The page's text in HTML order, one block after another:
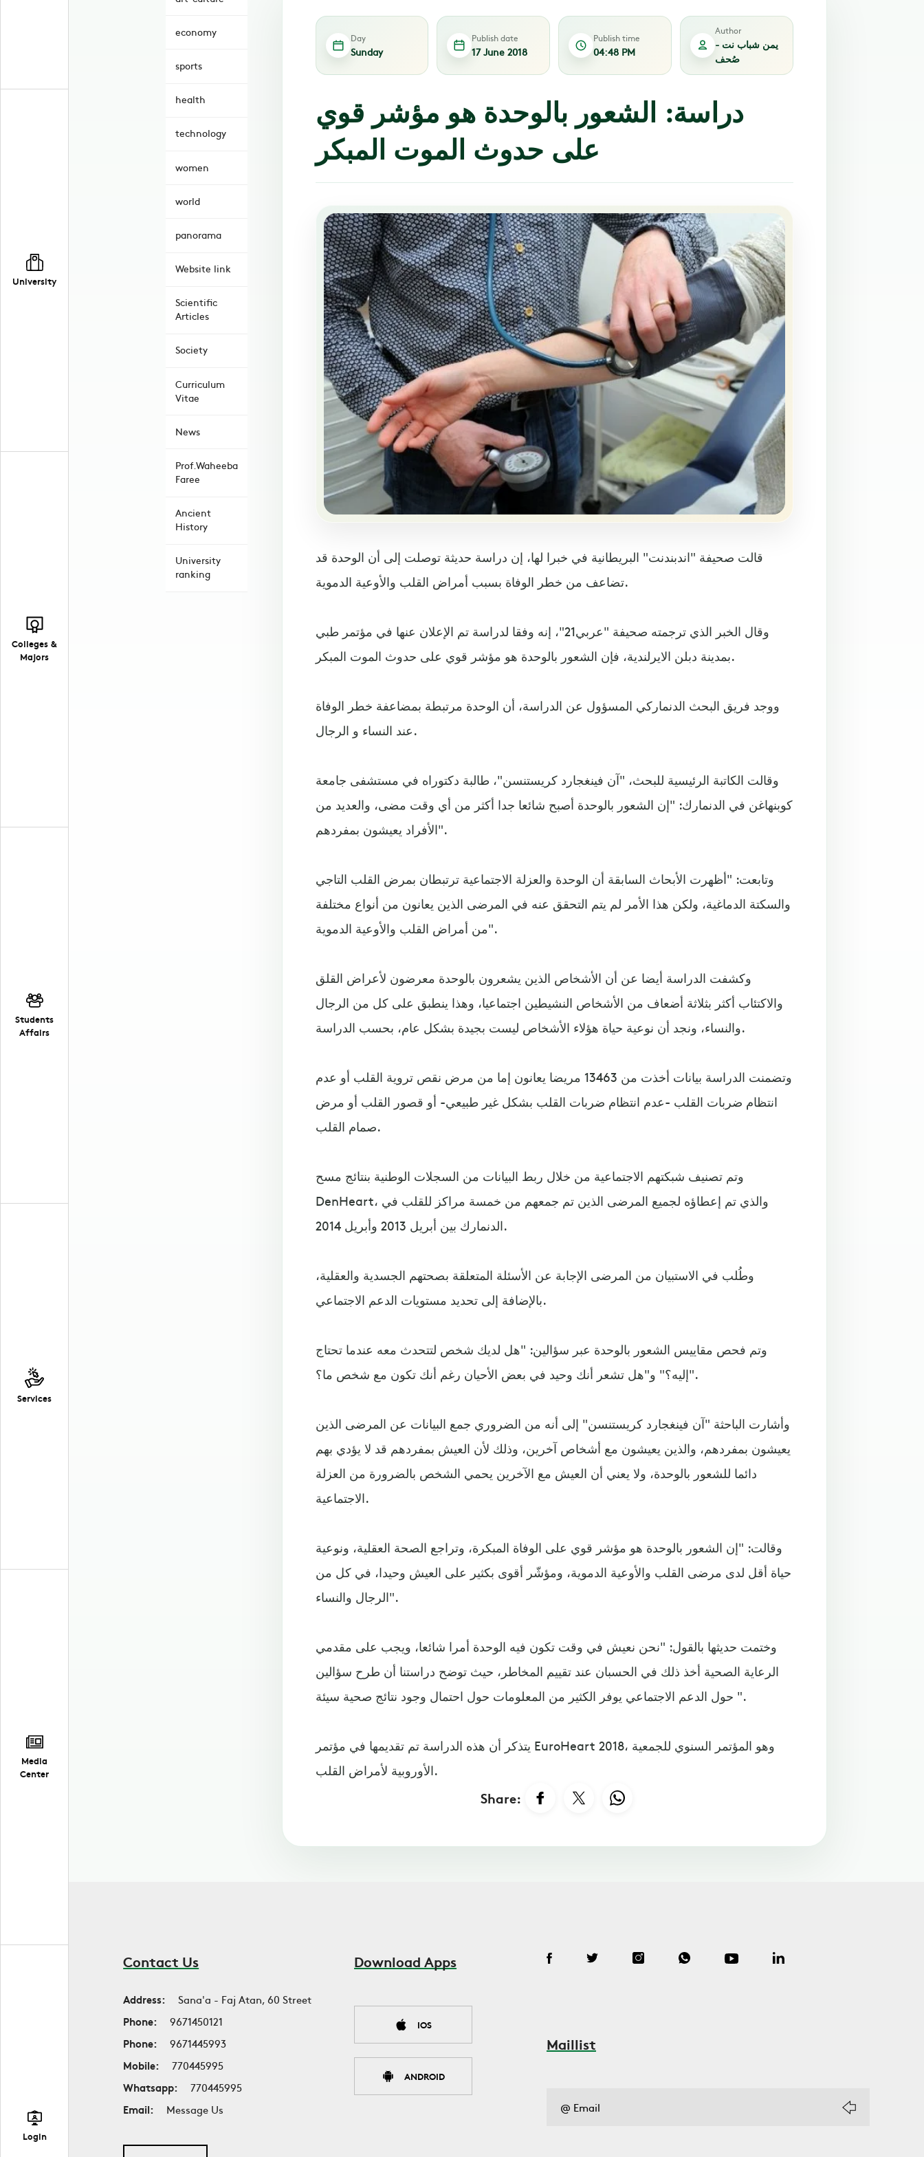
University
Colleges &
Majors
Students
Affairs
Services
Media
Center
Login
economy
sports
health
technology
women
world
panorama
Website link
Scientific
Articles
Society
Curriculum
Vitae
News
Prof.Waheeba
Faree
Ancient
History
University
ranking
Day
Sunday
Publish date
17 June 2018
Publish time
04:48 PM
Author
يمن شباب نت -
صُحف
دراسة: الشعور بالوحدة هو مؤشر قوي
على حدوث الموت المبكر
قالت صحيفة "اندبندنت" البريطانية في خبرا لها، إن دراسة حديثة توصلت إلى أن الوحدة قد
تضاعف من خطر الوفاة بسبب أمراض القلب والأوعية الدموية.
وقال الخبر الذي ترجمته صحيفة "عربي21"، إنه وفقا لدراسة تم الإعلان عنها في مؤتمر طبي
بمدينة دبلن الايرلندية، فإن الشعور بالوحدة هو مؤشر قوي على حدوث الموت المبكر.
ووجد فريق البحث الدنماركي المسؤول عن الدراسة، أن الوحدة مرتبطة بمضاعفة خطر الوفاة
عند النساء و الرجال.
وقالت الكاتبة الرئيسية للبحث، "آن فينغجارد كريستنسن"، طالبة دكتوراه في مستشفى جامعة
كوبنهاغن في الدنمارك: "إن الشعور بالوحدة أصبح شائعا جدا أكثر من أي وقت مضى، والعديد من
الأفراد يعيشون بمفردهم".
وتابعت: "أظهرت الأبحاث السابقة أن الوحدة والعزلة الاجتماعية ترتبطان بمرض القلب التاجي
والسكتة الدماغية، ولكن هذا الأمر لم يتم التحقق عنه في المرضى الذين يعانون من أنواع مختلفة
من أمراض القلب والأوعية الدموية".
وكشفت الدراسة أيضا عن أن الأشخاص الذين يشعرون بالوحدة معرضون لأعراض القلق
والاكتئاب أكثر بثلاثة أضعاف من الأشخاص النشيطين اجتماعيا، وهذا ينطبق على كل من الرجال
والنساء، ونجد أن نوعية حياة هؤلاء الأشخاص ليست بجيدة بشكل عام، بحسب الدراسة.
وتضمنت الدراسة بيانات أخذت من 13463 مريضا يعانون إما من مرض نقص تروية القلب أو عدم
انتظام ضربات القلب -عدم انتظام ضربات القلب بشكل غير طبيعي- أو قصور القلب أو مرض
صمام القلب.
وتم تصنيف شبكتهم الاجتماعية من خلال ربط البيانات من السجلات الوطنية بنتائج مسح
DenHeart، والذي تم إعطاؤه لجميع المرضى الذين تم جمعهم من خمسة مراكز للقلب في
الدنمارك بين أبريل 2013 وأبريل 2014.
وطُلب في الاستبيان من المرضى الإجابة عن الأسئلة المتعلقة بصحتهم الجسدية والعقلية،
بالإضافة إلى تحديد مستويات الدعم الاجتماعي.
وتم فحص مقاييس الشعور بالوحدة عبر سؤالين: "هل لديك شخص لتتحدث معه عندما تحتاج
إليه؟" و"هل تشعر أنك وحيد في بعض الأحيان رغم أنك تكون مع شخص ما؟".
وأشارت الباحثة "آن فينغجارد كريستنسن" إلى أنه من الضروري جمع البيانات عن المرضى الذين
يعيشون بمفردهم، والذين يعيشون مع أشخاص آخرين، وذلك لأن العيش بمفردهم قد لا يؤدي بهم
دائما للشعور بالوحدة، ولا يعني أن العيش مع الآخرين يحمي الشخص بالضرورة من العزلة
الاجتماعية.
وقالت: "إن الشعور بالوحدة هو مؤشر قوي على الوفاة المبكرة، وتراجع الصحة العقلية، ونوعية
حياة أقل لدى مرضى القلب والأوعية الدموية، ومؤشّر أقوى بكثير على العيش وحيدا، في كل من
الرجال والنساء".
وختمت حديثها بالقول: "نحن نعيش في وقت تكون فيه الوحدة أمرا شائعا، ويجب على مقدمي
الرعاية الصحية أخذ ذلك في الحسبان عند تقييم المخاطر، حيث توضح دراستنا أن طرح سؤالين
حول الدعم الاجتماعي يوفر الكثير من المعلومات حول احتمال وجود نتائج صحية سيئة ".
يتذكر أن هذه الدراسة تم تقديمها في مؤتمر EuroHeart 2018، وهو المؤتمر السنوي للجمعية
الأوروبية لأمراض القلب.
Share:
Contact Us
Address:
Sana'a - Faj Atan, 60 Street
Phone:
9671450121
Phone:
9671445993
Mobile:
770445995
Whatsapp:
770445995
Email:
Message Us
Download Apps
IOS
ANDROID
Maillist